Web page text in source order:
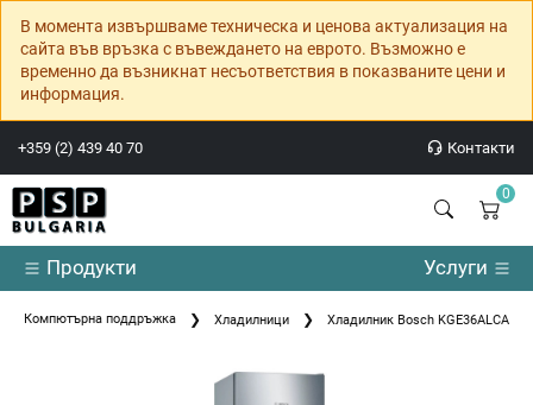
В момента извършваме техническа и ценова актуализация на
сайта във връзка с въвеждането на еврото. Възможно е
временно да възникнат несъответствия в показваните цени и
информация.
+359 (2) 439 40 70 Контакти
0
Продукти Услуги
Компютърна поддръжка Хладилници Хладилник Bosch KGE36ALCA